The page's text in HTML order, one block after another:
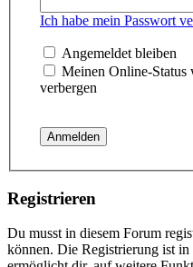
Ich habe mein Passwort
Angemeldet bleiben
Meinen Online-Status
verbergen
Registrieren
Du musst in diesem Forum
können. Die Registrierung ist